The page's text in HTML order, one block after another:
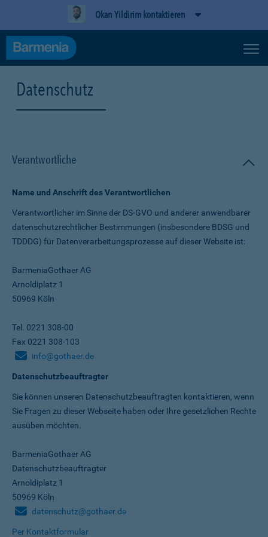
Okan Yildirim kontaktieren
Datenschutz
Verantwortliche
Name und Anschrift des Verantwortlichen
Verantwortlicher im Sinne der DS-GVO und anderer anwendbarer
datenschutz­rechtlicher Bestimmungen (insbesondere BDSG und
TDDDG) für Daten­verarbeitungs­prozesse auf dieser Website ist:
BarmeniaGothaer AG
Arnoldiplatz 1
50969 Köln
Tel. 0221 308-00
Fax 0221 308-103
info@gothaer.de
Datenschutzbeauftragter
Sie können unseren Datenschutz­beauftragten kontaktieren, wenn
Sie Fragen zu dieser Webseite haben oder Ihre gesetzlichen Rechte
ausüben möchten.
BarmeniaGothaer AG
Datenschutzbeauftragter
Arnoldiplatz 1
50969 Köln
datenschutz@gothaer.de
Per Kontaktformular